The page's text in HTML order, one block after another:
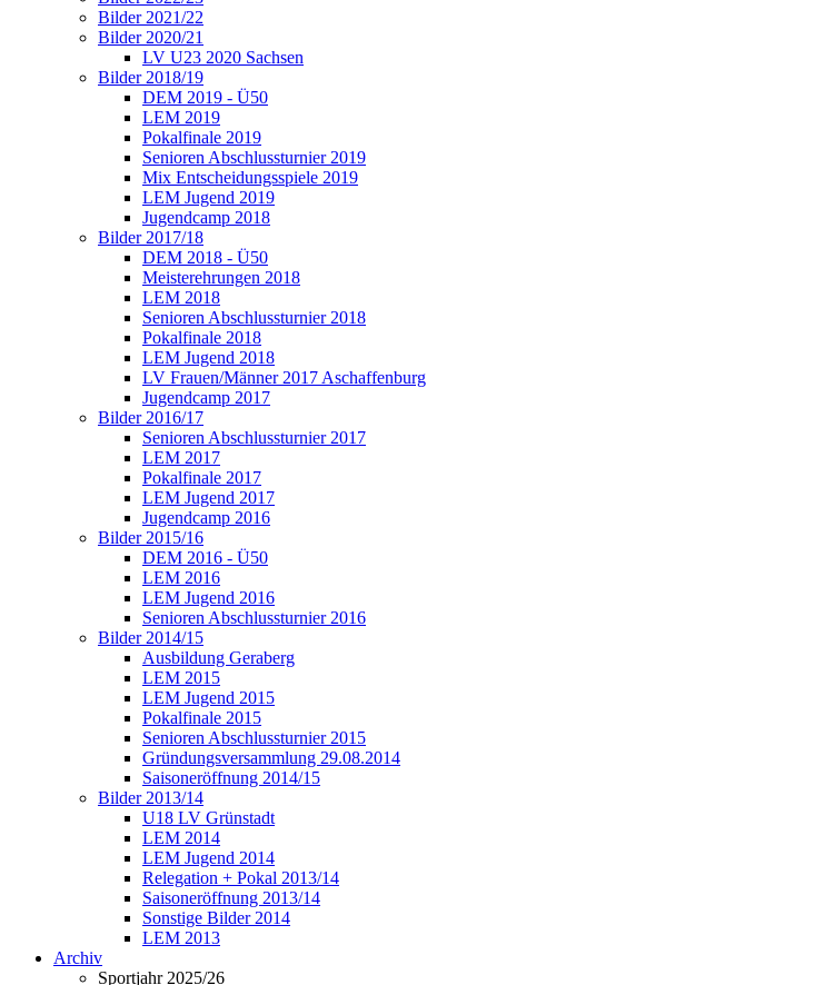
Bilder 2021/22
Bilder 2020/21
LV U23 2020 Sachsen
Bilder 2018/19
DEM 2019 - Ü50
LEM 2019
Pokalfinale 2019
Senioren Abschlussturnier 2019
Mix Entscheidungsspiele 2019
LEM Jugend 2019
Jugendcamp 2018
Bilder 2017/18
DEM 2018 - Ü50
Meisterehrungen 2018
LEM 2018
Senioren Abschlussturnier 2018
Pokalfinale 2018
LEM Jugend 2018
LV Frauen/Männer 2017 Aschaffenburg
Jugendcamp 2017
Bilder 2016/17
Senioren Abschlussturnier 2017
LEM 2017
Pokalfinale 2017
LEM Jugend 2017
Jugendcamp 2016
Bilder 2015/16
DEM 2016 - Ü50
LEM 2016
LEM Jugend 2016
Senioren Abschlussturnier 2016
Bilder 2014/15
Ausbildung Geraberg
LEM 2015
LEM Jugend 2015
Pokalfinale 2015
Senioren Abschlussturnier 2015
Gründungsversammlung 29.08.2014
Saisoneröffnung 2014/15
Bilder 2013/14
U18 LV Grünstadt
LEM 2014
LEM Jugend 2014
Relegation + Pokal 2013/14
Saisoneröffnung 2013/14
Sonstige Bilder 2014
LEM 2013
Archiv
Sportjahr 2025/26